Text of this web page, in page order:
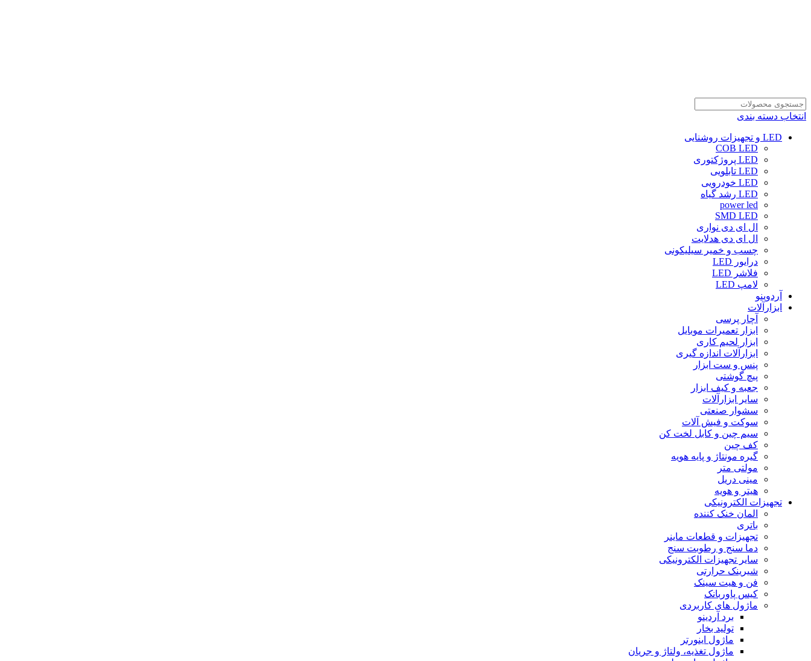
انتخاب دسته بندی
LED و تجهیزات روشنایی
COB LED
LED پروژکتوری
LED تابلویی
LED خودرویی
LED رشد گیاه
power led
SMD LED
ال ای دی نواری
ال ای دی هدلایت
چسب و خمیر سیلیکونی
درایور LED
فلاشر LED
لامپ LED
آردوینو
ابزارآلات
آچار پرسی
ابزار تعمیرات موبایل
ابزار لحیم کاری
ابزارآلات اندازه گیری
پنس و ست ابزار
پیچ گوشتی
جعبه و کیف ابزار
سایر ابزارآلات
سشوار صنعتی
سوکت و فیش آلات
سیم چین و کابل لخت کن
کف چین
گیره مونتاژ و پایه هویه
مولتی متر
مینی دریل
هیتر و هویه
تجهیزات الکترونیکی
المان خنک کننده
باتری
تجهیزات و قطعات ماینر
دما سنج و رطوبت سنج
سایر تجهیزات الکترونیکی
شیرینک حرارتی
فن و هیت سینک
کیس پاوربانک
ماژول های کاربردی
برد آردینو
تولید بخار
ماژول اینورتر
ماژول تغذیه، ولتاژ و جریان